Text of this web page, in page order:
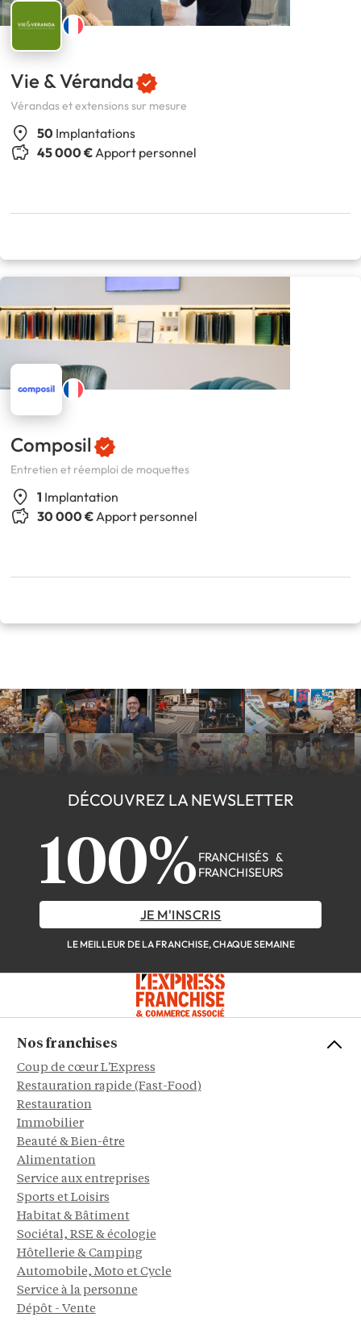
Vie & Véranda
Vérandas et extensions sur mesure
50 Implantations
45 000 € Apport personnel
Composil
Entretien et réemploi de moquettes
1 Implantation
30 000 € Apport personnel
DÉCOUVREZ LA NEWSLETTER
100% FRANCHISÉS &
FRANCHISEURS
JE M'INSCRIS
LE MEILLEUR DE LA FRANCHISE, CHAQUE SEMAINE
Nos franchises
Coup de cœur L'Express
Restauration rapide (Fast-Food)
Restauration
Immobilier
Beauté & Bien-être
Alimentation
Service aux entreprises
Sports et Loisirs
Habitat & Bâtiment
Sociétal, RSE & écologie
Hôtellerie & Camping
Automobile, Moto et Cycle
Service à la personne
Dépôt - Vente